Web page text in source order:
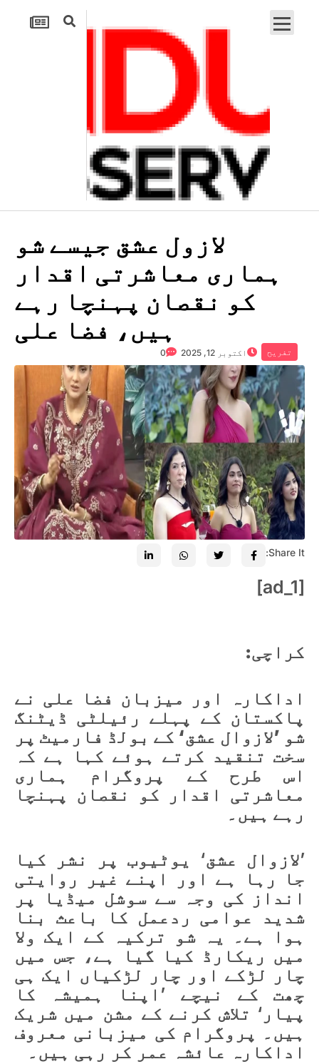
لازول عشق جیسے شو
ہماری معاشرتی اقدار
کو نقصان پہنچا رہے
ہیں، فضا علی
تفریح اکتوبر 12, 2025 0
Share It:
[ad_1]
کراچی:
اداکارہ اور میزبان فضا علی نے
پاکستان کے پہلے رئیلٹی ڈیٹنگ
شو ’لازوال عشق‘ کے بولڈ فارمیٹ پر
سخت تنقید کرتے ہوئے کہا ہے کہ
اس طرح کے پروگرام ہماری
معاشرتی اقدار کو نقصان پہنچا
رہے ہیں۔
’لازوال عشق‘ یوٹیوب پر نشر کیا
جا رہا ہے اور اپنے غیر روایتی
انداز کی وجہ سے سوشل میڈیا پر
شدید عوامی ردعمل کا باعث بنا
ہوا ہے۔ یہ شو ترکیہ کے ایک ولا
میں ریکارڈ کیا گیا ہے، جس میں
چار لڑکے اور چار لڑکیاں ایک ہی
چھت کے نیچے ’اپنا ہمیشہ کا
پیار‘ تلاش کرنے کے مشن میں شریک
ہیں۔ پروگرام کی میزبانی معروف
اداکارہ عائشہ عمر کر رہی ہیں۔